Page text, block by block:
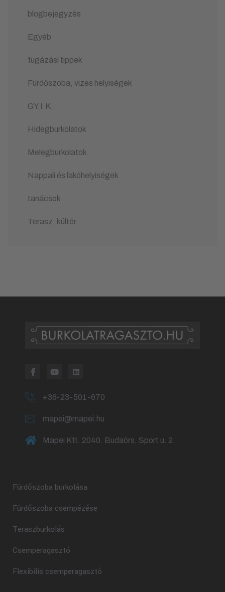
blogbejegyzés
Egyéb
fugázási tippek
Fürdőszoba, vizes helyiségek
GY.I.K.
Hidegburkolatok
Melegburkolatok
Nappali és lakóhelyiségek
tanácsok
Terasz, kültér
+36-23-501-670
mapei@mapei.hu
Mapei Kft. 2040. Budaörs, Sport u. 2.
Fürdőszoba burkolása
Fürdőszoba csempézése
Teraszburkolás
Csemperagasztó
Flexibilis csemperagasztó